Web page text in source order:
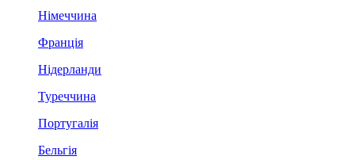
Німеччина
Франція
Нідерланди
Туреччина
Португалія
Бельгія